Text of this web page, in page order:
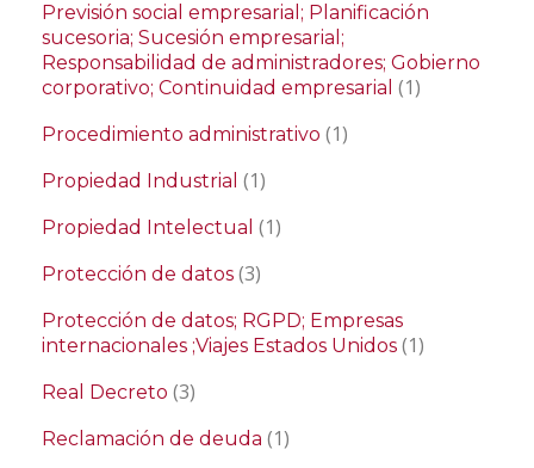
Previsión social empresarial; Planificación
sucesoria; Sucesión empresarial;
Responsabilidad de administradores; Gobierno
corporativo; Continuidad empresarial (1)
Procedimiento administrativo (1)
Propiedad Industrial (1)
Propiedad Intelectual (1)
Protección de datos (3)
Protección de datos; RGPD; Empresas
internacionales ;Viajes Estados Unidos (1)
Real Decreto (3)
Reclamación de deuda (1)